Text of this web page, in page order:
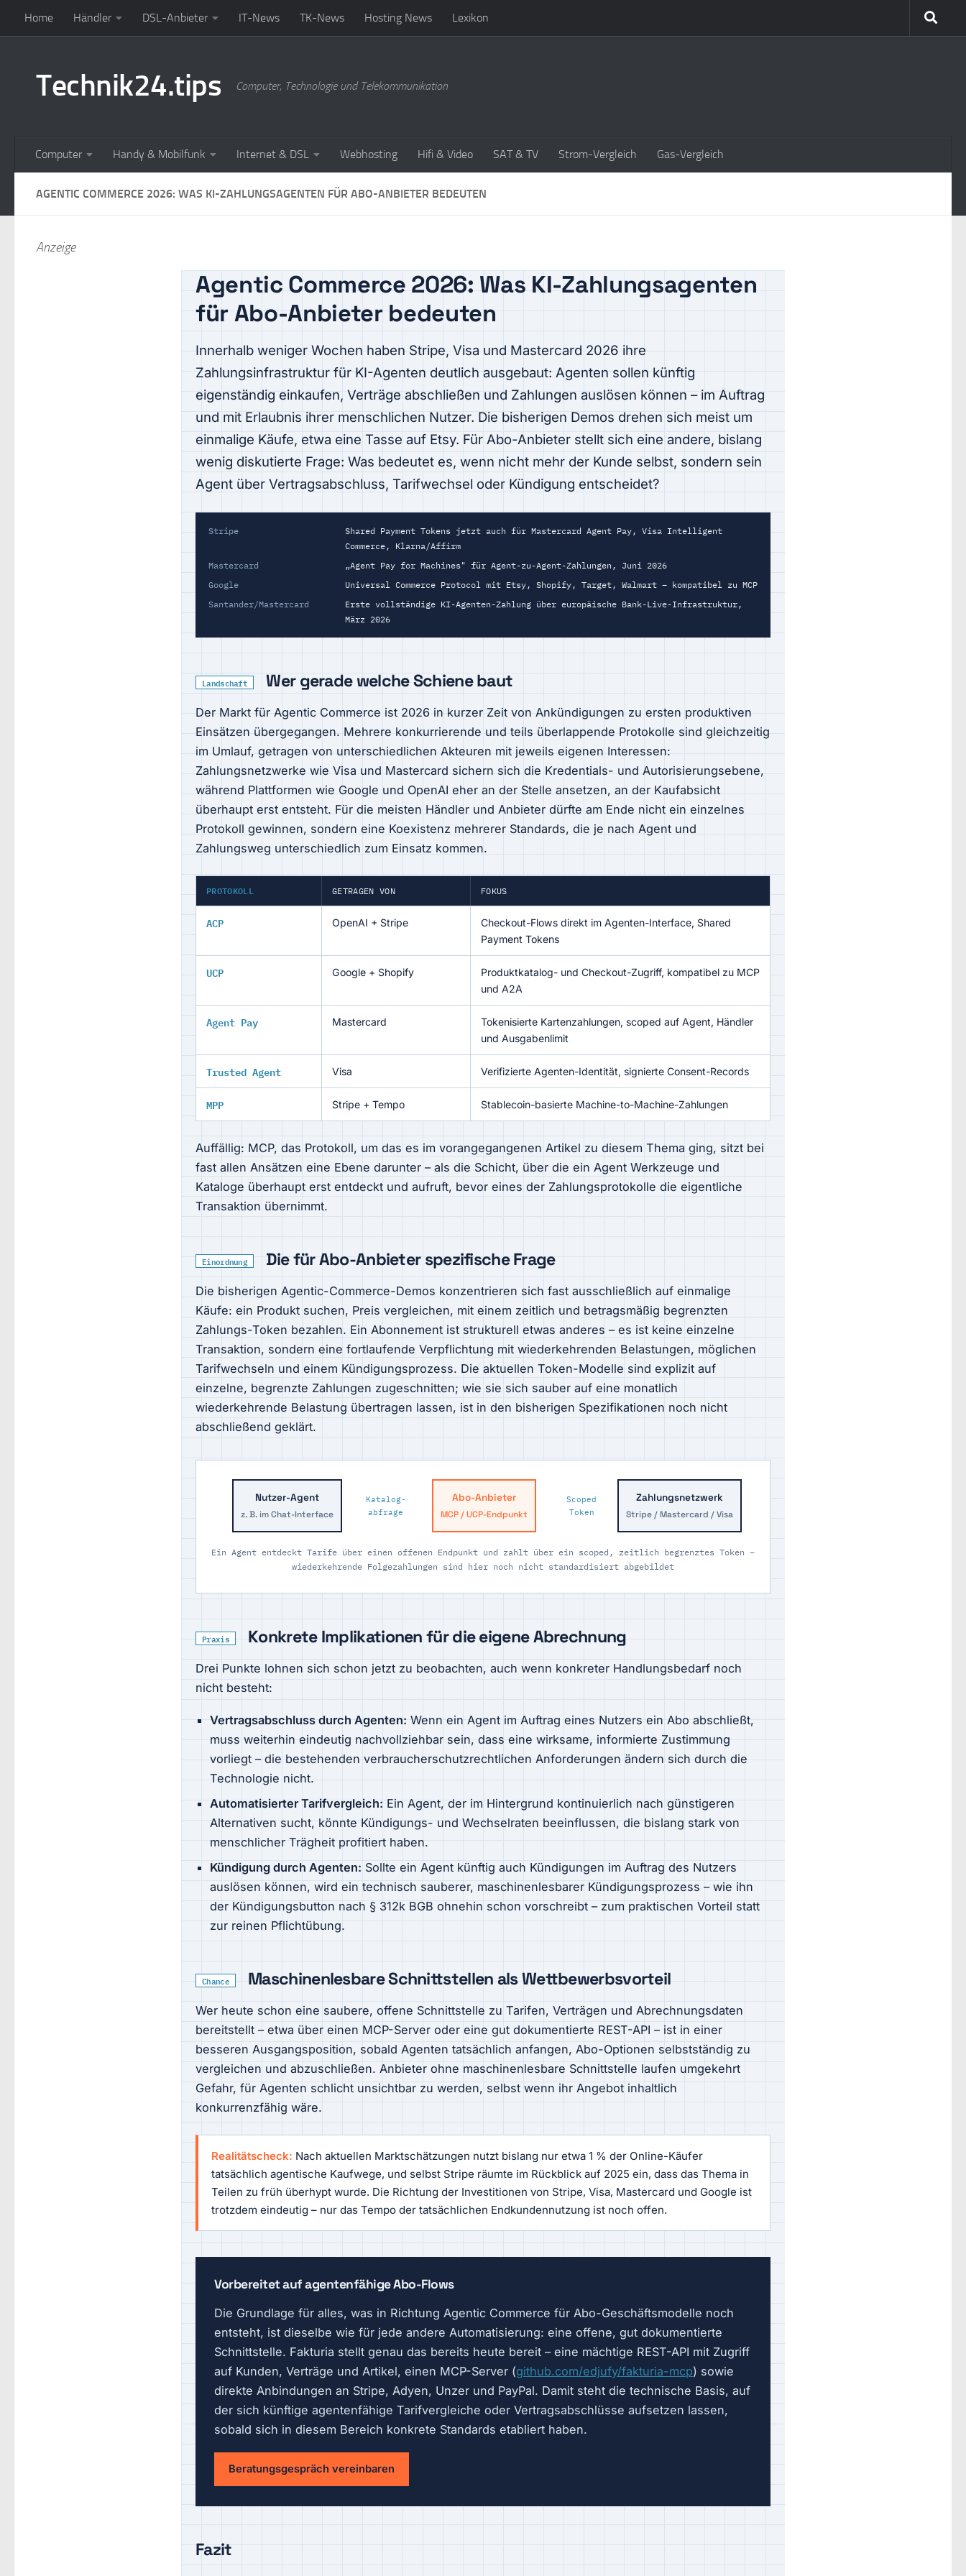
Zum Inhalt springen
Home Händler DSL-Anbieter IT-News TK-News Hosting News Lexikon
Technik24.tips Computer, Technologie und Telekommunikation
Computer Handy & Mobilfunk Internet & DSL Webhosting Hifi & Video SAT & TV Strom-Vergleich Gas-Vergleich
AGENTIC COMMERCE 2026: WAS KI-ZAHLUNGSAGENTEN FÜR ABO-ANBIETER BEDEUTEN
Anzeige
Agentic Commerce 2026: Was KI-Zahlungsagenten
für Abo-Anbieter bedeuten
Innerhalb weniger Wochen haben Stripe, Visa und Mastercard 2026 ihre
Zahlungsinfrastruktur für KI-Agenten deutlich ausgebaut: Agenten sollen künftig
eigenständig einkaufen, Verträge abschließen und Zahlungen auslösen können – im Auftrag
und mit Erlaubnis ihrer menschlichen Nutzer. Die bisherigen Demos drehen sich meist um
einmalige Käufe, etwa eine Tasse auf Etsy. Für Abo-Anbieter stellt sich eine andere, bislang
wenig diskutierte Frage: Was bedeutet es, wenn nicht mehr der Kunde selbst, sondern sein
Agent über Vertragsabschluss, Tarifwechsel oder Kündigung entscheidet?
Stripe
Shared Payment Tokens jetzt auch für Mastercard Agent Pay, Visa Intelligent
Commerce, Klarna/Affirm
Mastercard
„Agent Pay for Machines" für Agent-zu-Agent-Zahlungen, Juni 2026
Google
Universal Commerce Protocol mit Etsy, Shopify, Target, Walmart – kompatibel zu MCP
Santander/Mastercard
Erste vollständige KI-Agenten-Zahlung über europäische Bank-Live-Infrastruktur,
März 2026
Landschaft Wer gerade welche Schiene baut
Der Markt für Agentic Commerce ist 2026 in kurzer Zeit von Ankündigungen zu ersten produktiven
Einsätzen übergegangen. Mehrere konkurrierende und teils überlappende Protokolle sind gleichzeitig
im Umlauf, getragen von unterschiedlichen Akteuren mit jeweils eigenen Interessen:
Zahlungsnetzwerke wie Visa und Mastercard sichern sich die Kredentials- und Autorisierungsebene,
während Plattformen wie Google und OpenAI eher an der Stelle ansetzen, an der Kaufabsicht
überhaupt erst entsteht. Für die meisten Händler und Anbieter dürfte am Ende nicht ein einzelnes
Protokoll gewinnen, sondern eine Koexistenz mehrerer Standards, die je nach Agent und
Zahlungsweg unterschiedlich zum Einsatz kommen.
PROTOKOLL GETRAGEN VON FOKUS
ACP OpenAI + Stripe
Checkout-Flows direkt im Agenten-Interface, Shared
Payment Tokens
UCP Google + Shopify
Produktkatalog- und Checkout-Zugriff, kompatibel zu MCP
und A2A
Agent Pay Mastercard
Tokenisierte Kartenzahlungen, scoped auf Agent, Händler
und Ausgabenlimit
Trusted Agent Visa Verifizierte Agenten-Identität, signierte Consent-Records
MPP Stripe + Tempo Stablecoin-basierte Machine-to-Machine-Zahlungen
Auffällig: MCP, das Protokoll, um das es im vorangegangenen Artikel zu diesem Thema ging, sitzt bei
fast allen Ansätzen eine Ebene darunter – als die Schicht, über die ein Agent Werkzeuge und
Kataloge überhaupt erst entdeckt und aufruft, bevor eines der Zahlungsprotokolle die eigentliche
Transaktion übernimmt.
Einordnung Die für Abo-Anbieter spezifische Frage
Die bisherigen Agentic-Commerce-Demos konzentrieren sich fast ausschließlich auf einmalige
Käufe: ein Produkt suchen, Preis vergleichen, mit einem zeitlich und betragsmäßig begrenzten
Zahlungs-Token bezahlen. Ein Abonnement ist strukturell etwas anderes – es ist keine einzelne
Transaktion, sondern eine fortlaufende Verpflichtung mit wiederkehrenden Belastungen, möglichen
Tarifwechseln und einem Kündigungsprozess. Die aktuellen Token-Modelle sind explizit auf
einzelne, begrenzte Zahlungen zugeschnitten; wie sie sich sauber auf eine monatlich
wiederkehrende Belastung übertragen lassen, ist in den bisherigen Spezifikationen noch nicht
abschließend geklärt.
Nutzer-Agent
z. B. im Chat-Interface
Katalog-
abfrage
Abo-Anbieter
MCP / UCP-Endpunkt
Scoped
Token
Zahlungsnetzwerk
Stripe / Mastercard / Visa
Ein Agent entdeckt Tarife über einen offenen Endpunkt und zahlt über ein scoped, zeitlich begrenztes Token –
wiederkehrende Folgezahlungen sind hier noch nicht standardisiert abgebildet
Praxis Konkrete Implikationen für die eigene Abrechnung
Drei Punkte lohnen sich schon jetzt zu beobachten, auch wenn konkreter Handlungsbedarf noch
nicht besteht:
Vertragsabschluss durch Agenten: Wenn ein Agent im Auftrag eines Nutzers ein Abo abschließt,
muss weiterhin eindeutig nachvollziehbar sein, dass eine wirksame, informierte Zustimmung
vorliegt – die bestehenden verbraucherschutzrechtlichen Anforderungen ändern sich durch die
Technologie nicht.
Automatisierter Tarifvergleich: Ein Agent, der im Hintergrund kontinuierlich nach günstigeren
Alternativen sucht, könnte Kündigungs- und Wechselraten beeinflussen, die bislang stark von
menschlicher Trägheit profitiert haben.
Kündigung durch Agenten: Sollte ein Agent künftig auch Kündigungen im Auftrag des Nutzers
auslösen können, wird ein technisch sauberer, maschinenlesbarer Kündigungsprozess – wie ihn
der Kündigungsbutton nach § 312k BGB ohnehin schon vorschreibt – zum praktischen Vorteil statt
zur reinen Pflichtübung.
Chance Maschinenlesbare Schnittstellen als Wettbewerbsvorteil
Wer heute schon eine saubere, offene Schnittstelle zu Tarifen, Verträgen und Abrechnungsdaten
bereitstellt – etwa über einen MCP-Server oder eine gut dokumentierte REST-API – ist in einer
besseren Ausgangsposition, sobald Agenten tatsächlich anfangen, Abo-Optionen selbstständig zu
vergleichen und abzuschließen. Anbieter ohne maschinenlesbare Schnittstelle laufen umgekehrt
Gefahr, für Agenten schlicht unsichtbar zu werden, selbst wenn ihr Angebot inhaltlich
konkurrenzfähig wäre.
Realitätscheck: Nach aktuellen Marktschätzungen nutzt bislang nur etwa 1 % der Online-Käufer
tatsächlich agentische Kaufwege, und selbst Stripe räumte im Rückblick auf 2025 ein, dass das Thema in
Teilen zu früh überhypt wurde. Die Richtung der Investitionen von Stripe, Visa, Mastercard und Google ist
trotzdem eindeutig – nur das Tempo der tatsächlichen Endkundennutzung ist noch offen.
Vorbereitet auf agentenfähige Abo-Flows
Die Grundlage für alles, was in Richtung Agentic Commerce für Abo-Geschäftsmodelle noch
entsteht, ist dieselbe wie für jede andere Automatisierung: eine offene, gut dokumentierte
Schnittstelle. Fakturia stellt genau das bereits heute bereit – eine mächtige REST-API mit Zugriff
auf Kunden, Verträge und Artikel, einen MCP-Server (github.com/edjufy/fakturia-mcp) sowie
direkte Anbindungen an Stripe, Adyen, Unzer und PayPal. Damit steht die technische Basis, auf
der sich künftige agentenfähige Tarifvergleiche oder Vertragsabschlüsse aufsetzen lassen,
sobald sich in diesem Bereich konkrete Standards etabliert haben.
Beratungsgespräch vereinbaren
Fazit